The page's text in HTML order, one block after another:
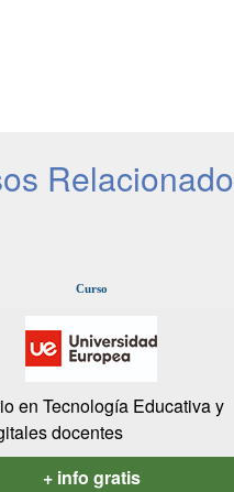
Curso
en Tecnología Educativa y
docentes
+ info gratis